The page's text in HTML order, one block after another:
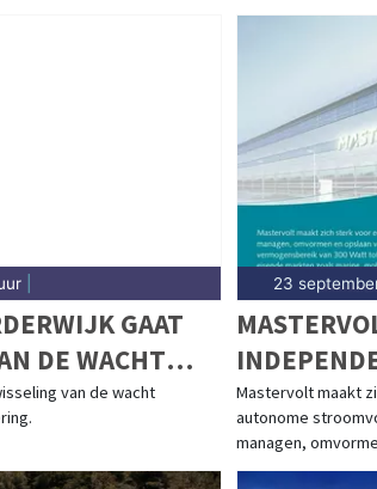
GAAT
DE WACHT
DE
van de wacht
23
Mastervolt maakt
autonome
managen,